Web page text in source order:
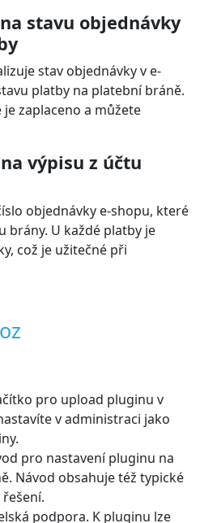
stavu objednávky
stav objednávky v e-
platby na platební bráně.
je zaplaceno a můžete
výpisu z účtu
objednávky e-shopu, které
brány. U každé platby je
což je užitečné při
pro upload pluginu v
v administraci jako
pro nastavení pluginu na
Návod obsahuje též typické
podpora. K pluginu lze